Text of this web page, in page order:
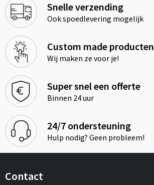
Snelle verzending
Ook spoedlevering mogelijk
Custom made producten
Wij maken ze voor je!
Super snel een offerte
Binnen 24 uur
24/7 ondersteuning
Hulp nodig? Geen probleem!
Contact